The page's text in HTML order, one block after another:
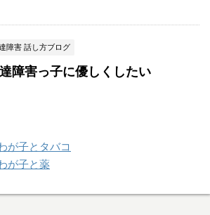
障害 話し方ブログ
障害っ子に優しくしたい
が子とタバコ
が子と薬